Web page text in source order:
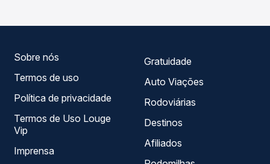
Sobre nós
Termos de uso
Política de privacidade
Termos de Uso Louge
Vip
Imprensa
Gratuidade
Auto Viações
Rodoviárias
Destinos
Afiliados